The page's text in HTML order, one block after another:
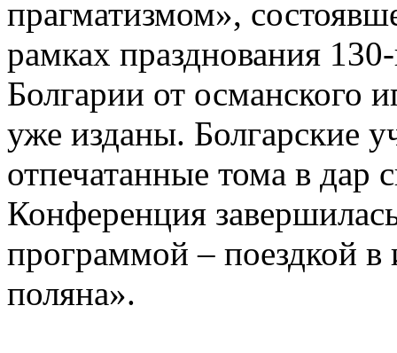
прагматизмом»,
рамках празднования
Болгарии от османского
уже изданы. Болгарские
отпечатанные тома в дар
Конференция
программой – поездкой
поляна».